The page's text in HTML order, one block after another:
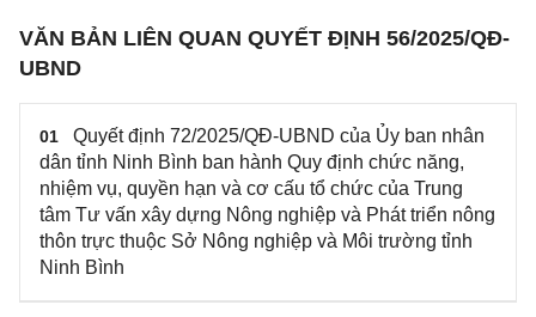
VĂN BẢN LIÊN QUAN QUYẾT ĐỊNH 56/2025/QĐ-
UBND
01
Quyết định 72/2025/QĐ-UBND của Ủy ban nhân
dân tỉnh Ninh Bình ban hành Quy định chức năng,
nhiệm vụ, quyền hạn và cơ cấu tổ chức của Trung
tâm Tư vấn xây dựng Nông nghiệp và Phát triển nông
thôn trực thuộc Sở Nông nghiệp và Môi trường tỉnh
Ninh Bình